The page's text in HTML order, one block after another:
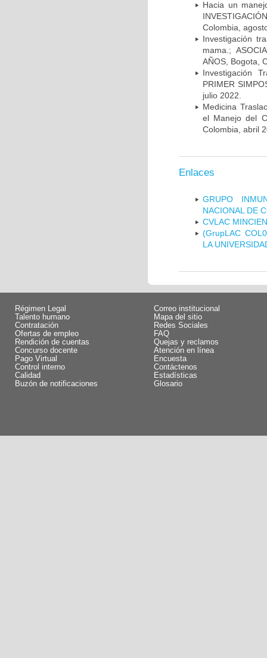
Hacia un
Colombia,
Investigación
mama.;
AÑOS, Bogota,
Investigación
PRIMER
julio 2022.
Medicina
el Manejo del
Colombia, abril
Enlaces
GRUPO
NACIONAL DE
CVLAC
(GrupLAC
LA
Régimen Legal
Talento humano
Contratación
Ofertas de empleo
Rendición de cuentas
Concurso docente
Pago Virtual
Control interno
Calidad
Buzón de notificaciones
Correo institucional
Mapa del sitio
Redes Sociales
FAQ
Quejas y reclamos
Atención en línea
Encuesta
Contáctenos
Estadísticas
Glosario